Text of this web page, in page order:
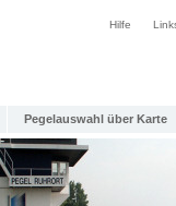
Hilfe
Pegelauswahl über Karte